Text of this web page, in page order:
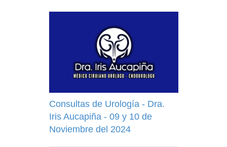
Consultas de Urología - Dra.
Iris Aucapiña - 09 y 10 de
Noviembre del 2024